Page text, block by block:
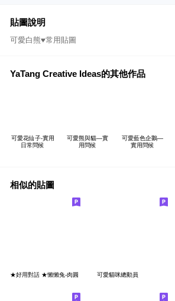
貼圖說明
可愛白熊♥常用貼圖
YaTang Creative Ideas的其他作品
可愛花仙子-實用
日常問候
可愛熊與貓—實
用問候
可愛藍色企鵝—
實用問候
相似的貼圖
★好用對話 ★懶懶兔-肉圓 可愛貓咪總動員